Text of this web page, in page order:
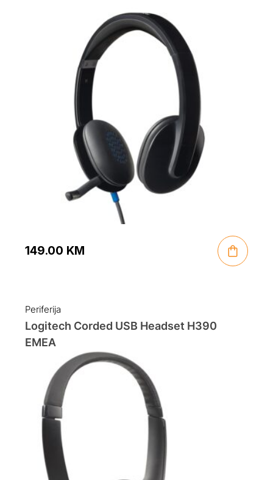
149.00 KM
Periferija
Logitech Corded USB Headset H390
EMEA